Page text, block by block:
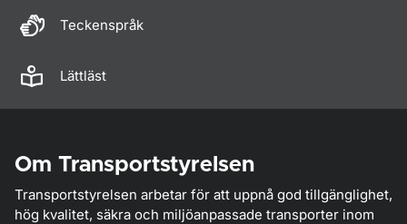
Teckenspråk
Lättläst
Om Transportstyrelsen
Transportstyrelsen arbetar för att uppnå god tillgänglighet,
hög kvalitet, säkra och miljöanpassade transporter inom